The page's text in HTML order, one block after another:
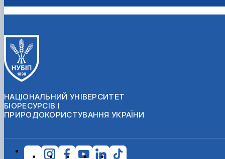
НАЦІОНАЛЬНИЙ УНІВЕРСИТЕТ
БІОРЕСУРСІВ І
ПРИРОДОКОРИСТУВАННЯ УКРАЇНИ